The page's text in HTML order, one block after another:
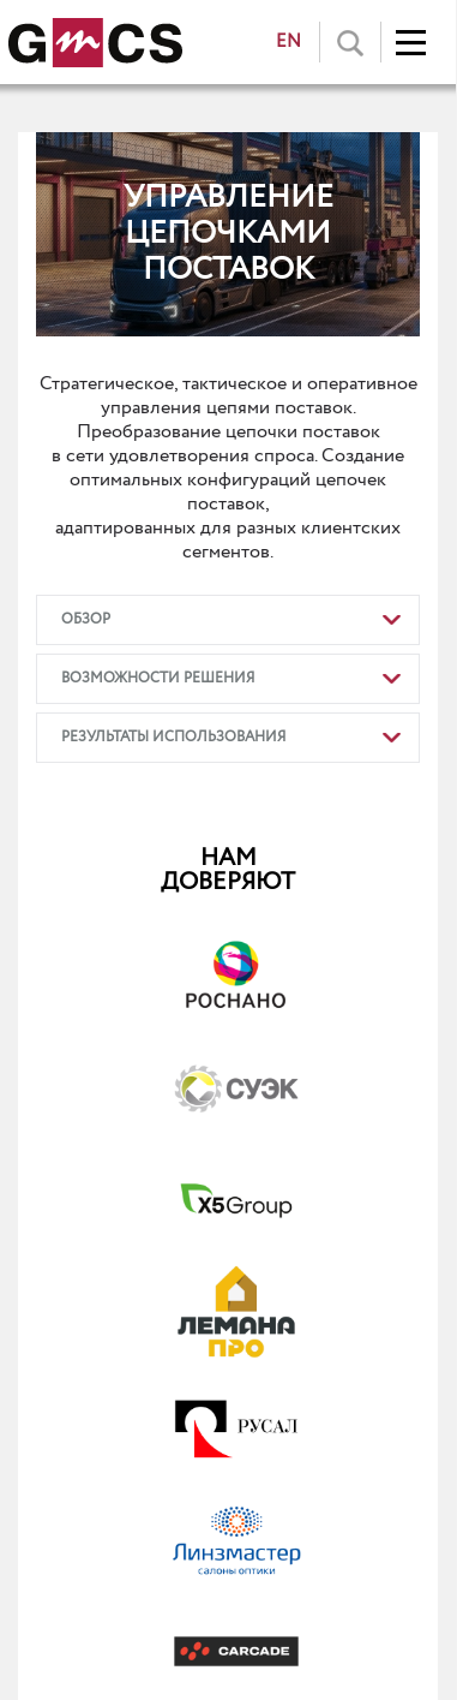
EN
УПРАВЛЕНИЕ
ЦЕПОЧКАМИ
ПОСТАВОК
Стратегическое, тактическое и оперативное
управления цепями поставок.
Преобразование цепочки поставок
в сети удовлетворения спроса. Создание
оптимальных конфигураций цепочек
поставок,
адаптированных для разных клиентских
сегментов.
ОБЗОР
ВОЗМОЖНОСТИ РЕШЕНИЯ
РЕЗУЛЬТАТЫ ИСПОЛЬЗОВАНИЯ
НАМ
ДОВЕРЯЮТ